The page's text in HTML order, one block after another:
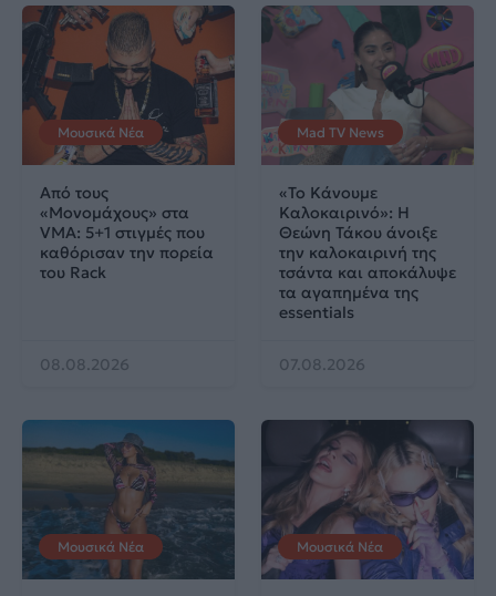
Μουσικά Νέα
Από τους
«Μονομάχους» στα
VMA: 5+1 στιγμές που
καθόρισαν την πορεία
του Rack
08.08.2026
Mad TV News
«Το Κάνουμε
Καλοκαιρινό»: Η
Θεώνη Τάκου άνοιξε
την καλοκαιρινή της
τσάντα και αποκάλυψε
τα αγαπημένα της
essentials
07.08.2026
Μουσικά Νέα Μουσικά Νέα